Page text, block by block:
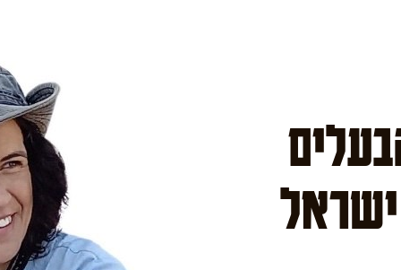
ישראל